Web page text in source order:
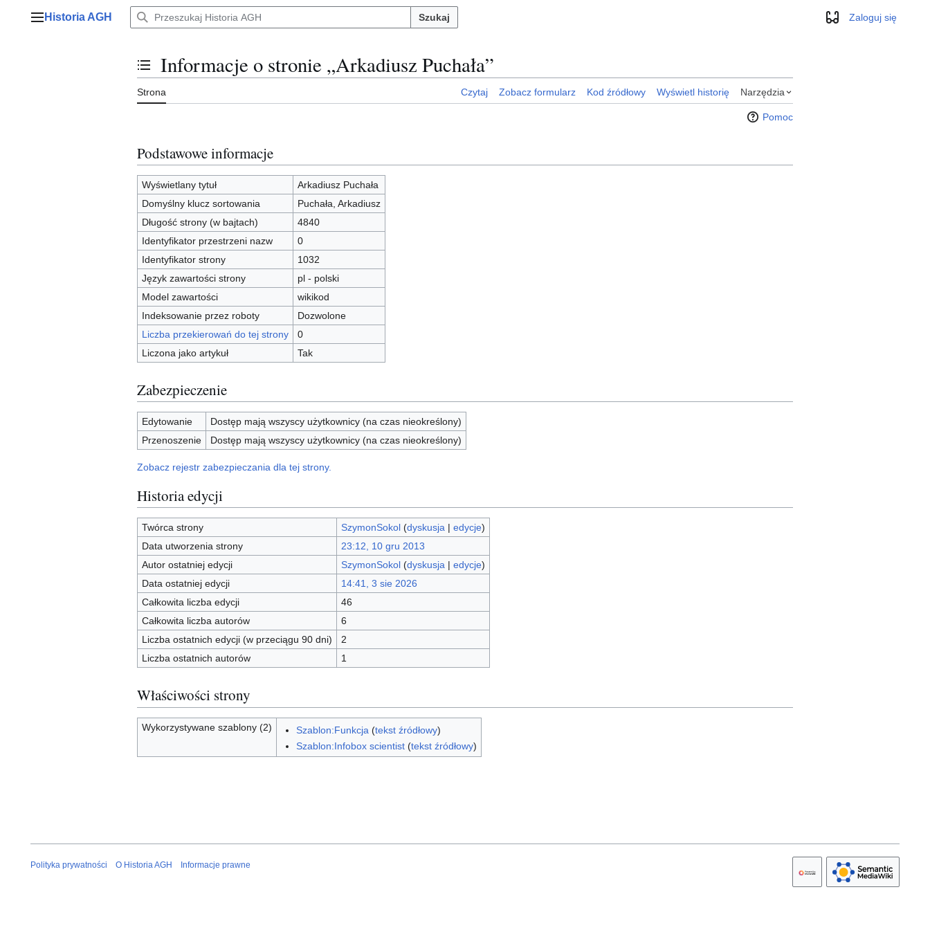
Menu główne
Historia AGH Szukaj WyglądZaloguj się
Przełącz stan spisu treści
Informacje o stronie „Arkadiusz Puchała”
Strona Czytaj Zobacz formularz Kod źródłowy Wyświetl historię Narzędzia
Pomoc
Podstawowe informacje
Wyświetlany tytuł
Arkadiusz Puchała
Domyślny klucz sortowania
Puchała, Arkadiusz
Długość strony (w bajtach)
4840
Identyfikator przestrzeni nazw
0
Identyfikator strony
1032
Język zawartości strony
pl - polski
Model zawartości
wikikod
Indeksowanie przez roboty
Dozwolone
Liczba przekierowań do tej strony
0
Liczona jako artykuł
Tak
Zabezpieczenie
Edytowanie
Dostęp mają wszyscy użytkownicy (na czas nieokreślony)
Przenoszenie
Dostęp mają wszyscy użytkownicy (na czas nieokreślony)
Zobacz rejestr zabezpieczania dla tej strony.
Historia edycji
Twórca strony SzymonSokol (dyskusja| edycje)
Data utworzenia strony
23:12, 10 gru 2013
Autor ostatniej edycji
SzymonSokol (dyskusja| edycje)
Data ostatniej edycji
14:41, 3 sie 2026
Całkowita liczba edycji
46
Całkowita liczba autorów
6
Liczba ostatnich edycji (w przeciągu 90 dni)
2
Liczba ostatnich autorów
1
Właściwości strony
Wykorzystywane szablony (2) Szablon:Funkcja (tekst źródłowy)
Szablon:Infobox scientist(tekst źródłowy)
Polityka prywatności O Historia AGH Informacje prawne